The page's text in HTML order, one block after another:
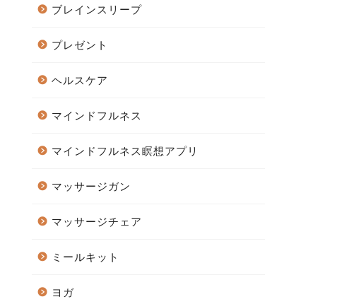
ブレインスリープ
プレゼント
ヘルスケア
マインドフルネス
マインドフルネス瞑想アプリ
マッサージガン
マッサージチェア
ミールキット
ヨガ